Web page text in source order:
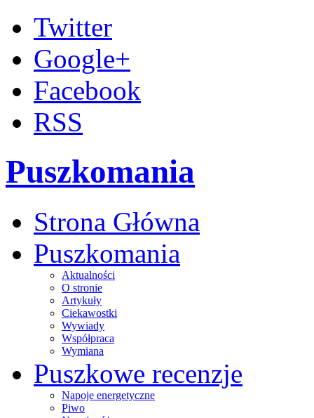
Twitter
Google+
Facebook
RSS
Puszkomania
Strona Główna
Puszkomania
Aktualności
O stronie
Artykuły
Ciekawostki
Wywiady
Współpraca
Wymiana
Puszkowe recenzje
Napoje energetyczne
Piwo